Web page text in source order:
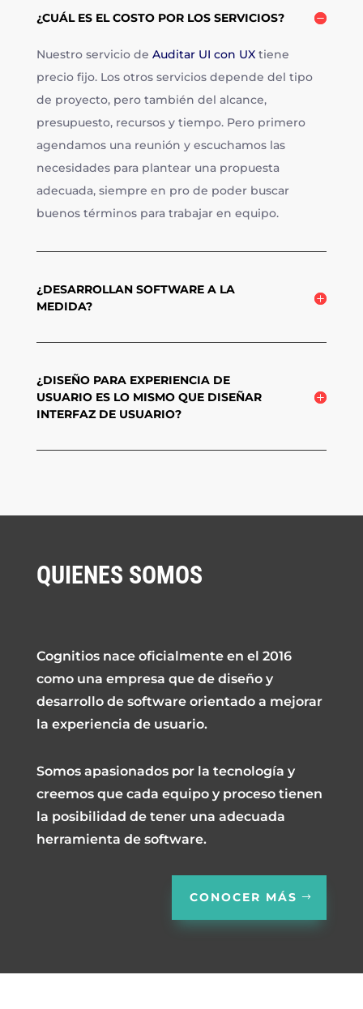
¿CUÁL ES EL COSTO POR LOS SERVICIOS?
Nuestro servicio de Auditar UI con UXtiene
precio fijo. Los otros servicios depende del tipo
de proyecto, pero también del alcance,
presupuesto, recursos y tiempo. Pero primero
agendamos una reunión y escuchamos las
necesidades para plantear una propuesta
adecuada, siempre en pro de poder buscar
buenos términos para trabajar en equipo.
¿DESARROLLAN SOFTWARE A LA
MEDIDA?
¿DISEÑO PARA EXPERIENCIA DE
USUARIO ES LO MISMO QUE DISEÑAR
INTERFAZ DE USUARIO?
QUIENES SOMOS
Cognitios nace oficialmente en el 2016
como una empresa que de diseño y
desarrollo de software orientado a mejorar
la experiencia de usuario.
Somos apasionados por la tecnología y
creemos que cada equipo y proceso tienen
la posibilidad de tener una adecuada
herramienta de software.
CONOCER MÁS